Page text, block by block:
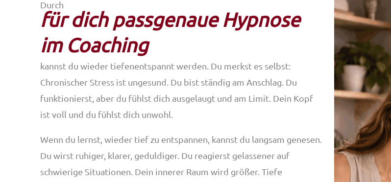
Durch
für dich passgenaue Hypnose
im Coaching
kannst du wieder tiefenentspannt werden. Du merkst es selbst:
Chronischer Stress ist ungesund. Du bist ständig am Anschlag. Du
funktionierst, aber du fühlst dich ausgelaugt und am Limit. Dein Kopf
ist voll und du fühlst dich unwohl.
Wenn du lernst, wieder tief zu entspannen, kannst du langsam genesen.
Du wirst ruhiger, klarer, geduldiger. Du reagierst gelassener auf
schwierige Situationen. Dein innerer Raum wird größer. Tiefe